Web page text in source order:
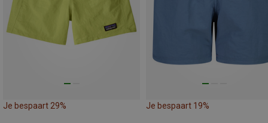
Je bespaart 29% Je bespaart 19%